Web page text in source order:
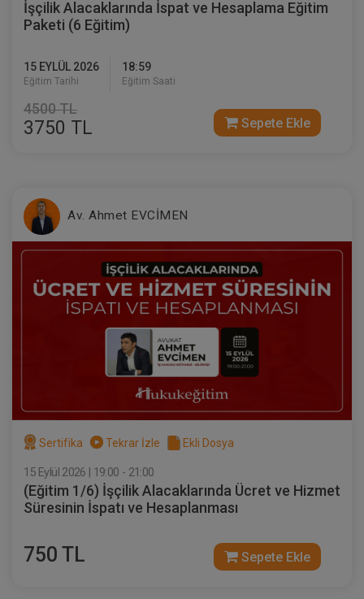
360 TL
Tüketici Hukuku Enstitüsü
Sözleşmeler Hukuku - 2 - IV. Borçlar
Hukuku Kongresi - VIII. Oturum
İşçilik Alacaklarında İspat ve Hesaplama Eğitim
Paketi (6 Eğitim)
15 EYLÜL 2026
Eğitim Tarihi
18:59
Eğitim Saati
4500 TL
3750 TL Sepete Ekle
Av. Ahmet EVCİMEN
Sertifika Tekrar İzle Ekli Dosya
15 Eylül 2026 | 19:00 - 21:00
(Eğitim 1/6) İşçilik Alacaklarında Ücret ve Hizmet
Süresinin İspatı ve Hesaplanması
750 TL Sepete Ekle